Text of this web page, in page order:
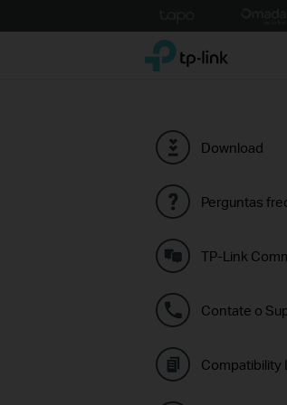
to
TP-Link, Reliably Smart
Download
Perguntas
TP-Link
Contate o
Compatibility